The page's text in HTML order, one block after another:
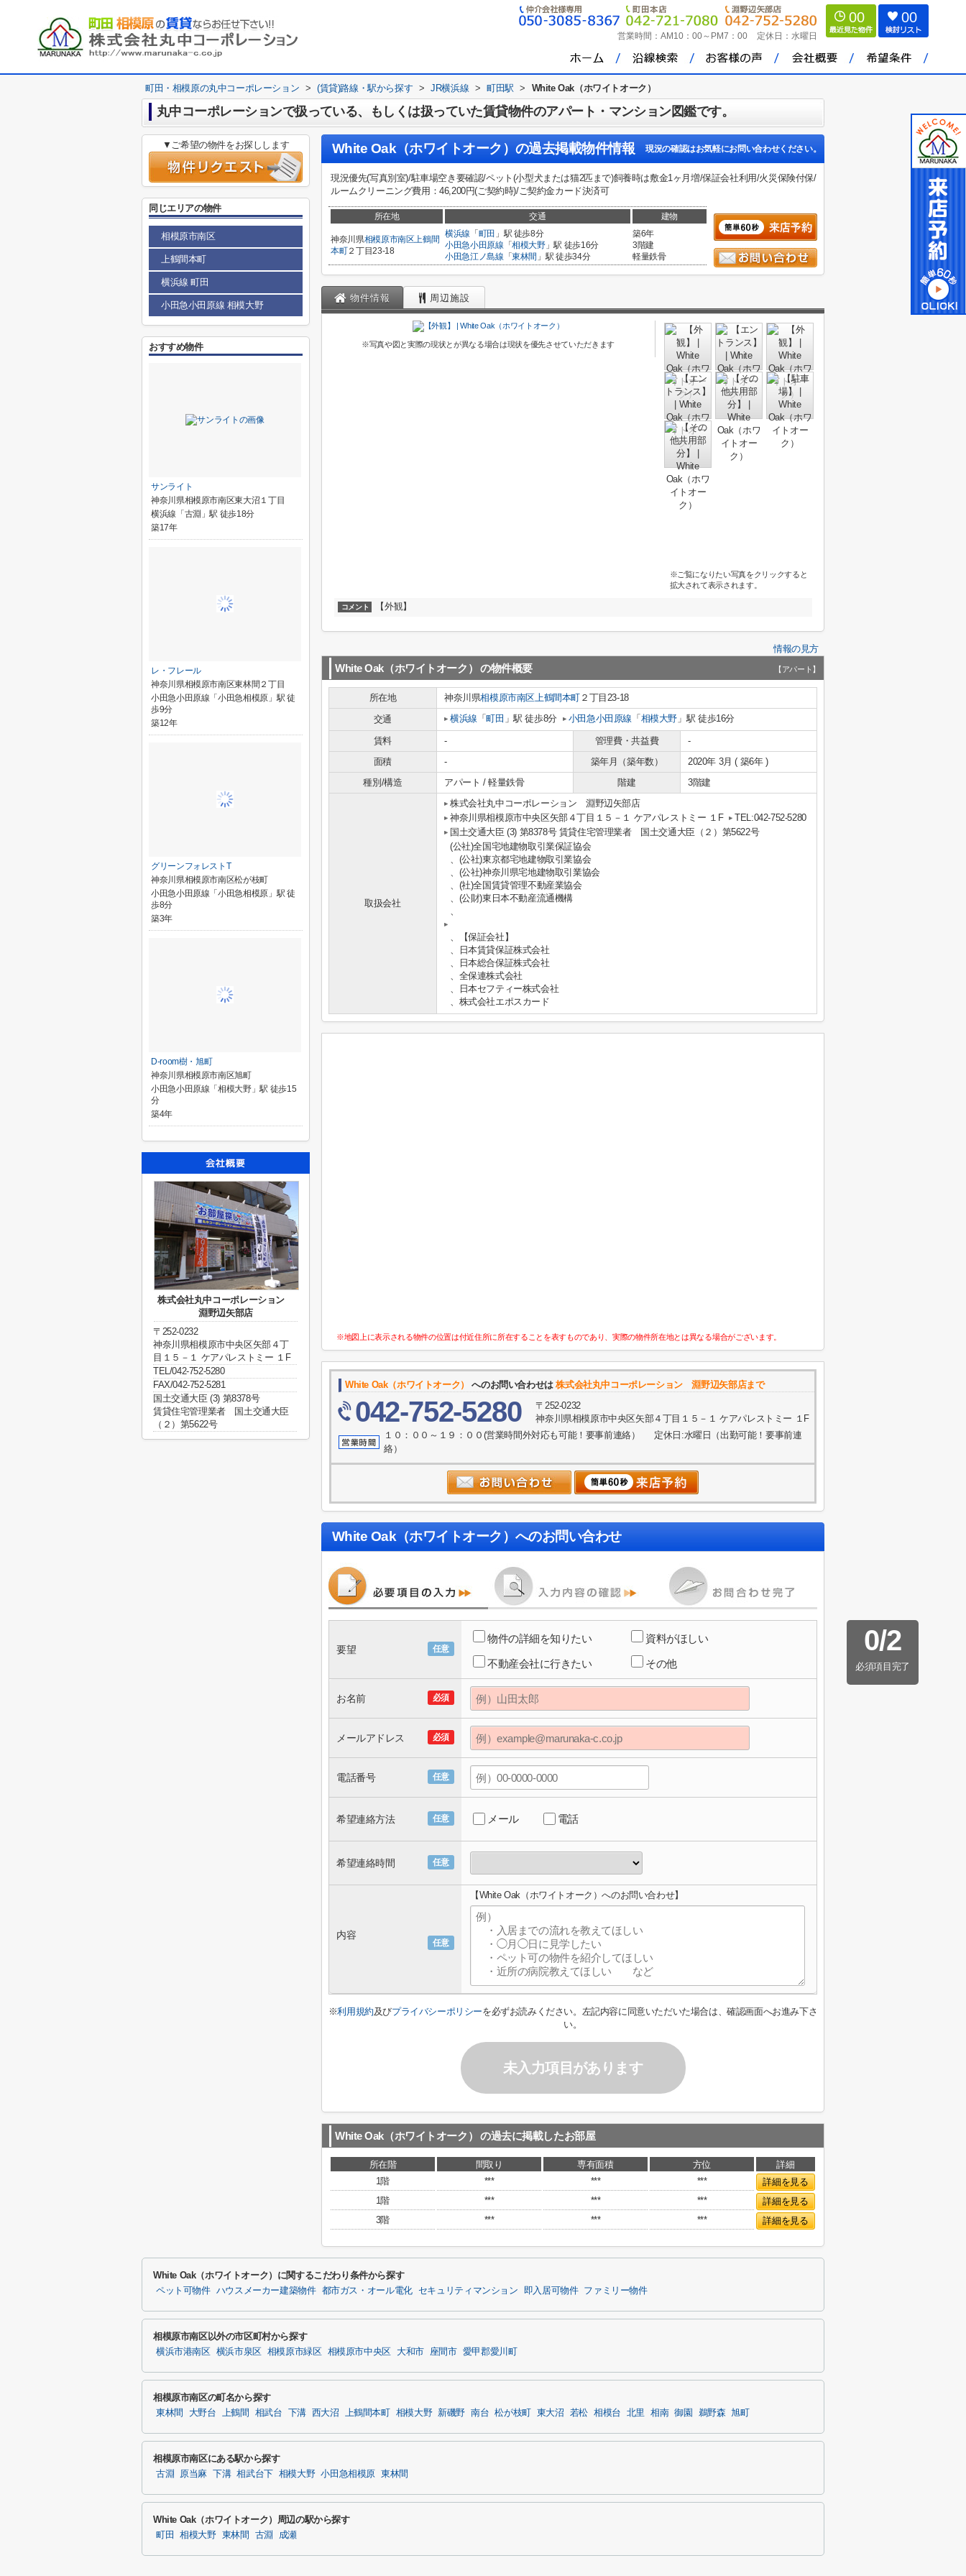
営業時間： AM10：00～PM7：00 定休日： 水曜日
00 00
町田・相模原の丸中コーポレーション > (賃貸)路線・駅から探す > JR横浜線 > 町田駅 > White Oak（ホワイトオーク）
丸中コーポレーションで扱っている、もしくは扱っていた賃貸物件のアパート・マンション図鑑です。
White Oak（ホワイトオーク） の過去掲載物件情報 現況の確認はお気軽にお問い合わせください。
現況優先(写真別室)/駐車場空き要確認/ペット(小型犬または猫2匹まで)飼養時は敷金1ヶ月増/保証会社利用/火災保険付保/
ルームクリーニング費用：46,200円(ご契約時)/ご契約金カード決済可
所在地 交通 建物
神奈川県相模原市南区上鶴間
本町２丁目23-18
横浜線 「 町田 」駅 徒歩8分
小田急小田原線 「相模大野」駅 徒歩16分
小田急江ノ島線 「東林間 」駅 徒歩34分
築6年
3階建
軽量鉄骨
物件情報 周辺施設
※写真や図と実際の現状とが異なる場合は現状を優先させていただきます
※ご覧になりたい写真をクリックすると
拡大されて表示されます。
コメント 【外観】
情報の見方
White Oak（ホワイトオーク） の物件概要 【アパート】
所在地 神奈川県相模原市南区上鶴間本町 ２丁目23-18
交通
横浜線 「町田 」駅 徒歩8分 小田急小田原線 「 相模大野 」駅 徒歩16分
賃料 - 管理費・共益費
-
面積
- 築年月（築年数）
2020年 3月 ( 築6年 )
種別/構造
アパート / 軽量鉄骨 階建 3階建
取扱会社
株式会社丸中コーポレーション 淵野辺矢部店
神奈川県相模原市中央区矢部４丁目１５－１ ケアパレストミー １F
TEL:042-752-5280
国土交通大臣 (3) 第8378号 賃貸住宅管理業者 国土交通大臣（２）第5622号
(公社)全国宅地建物取引業保証協会
、(公社)東京都宅地建物取引業協会
、(公社)神奈川県宅地建物取引業協会
、(社)全国賃貸管理不動産業協会
、(公財)東日本不動産流通機構
、
、【保証会社】
、日本賃貸保証株式会社
、日本総合保証株式会社
、全保連株式会社
、日本セフティー株式会社
、株式会社エポスカード
※地図上に表示される物件の位置は付近住所に所在することを表すものであり、実際の物件所在地とは異なる場合がございます。
White Oak（ホワイトオーク） へのお問い合わせは株式会社丸中コーポレーション 淵野辺矢部店まで
042-752-5280
〒252-0232
神奈川県相模原市中央区矢部４丁目１５－１ ケアパレストミー １F
１０：００～１９：００(営業時間外対応も可能！要事前連絡） 定休日:水曜日（出勤可能！要事前連
絡）
White Oak（ホワイトオーク） へのお問い合わせ
0/2
必須項目完了
任意
要望
物件の詳細を知りたい 資料がほしい
不動産会社に行きたい その他
必須
お名前
必須
メールアドレス
任意
電話番号
任意
希望連絡方法 メール 電話
任意
希望連絡時間
任意
内容
【White Oak（ホワイトオーク）へのお問い合わせ】
※利用規約及びプライバシーポリシーを必ずお読みください。左記内容に同意いただいた場合は、確認画面へお進み下さ
い。
未入力項目があります
White Oak（ホワイトオーク） の過去に掲載したお部屋
所在階 間取り 専有面積 方位
詳細
1階
*** *** ***
詳細を見る
1階
*** *** ***
詳細を見る
3階
*** *** *** 詳細を見る
▼ご希望の物件をお探しします
同じエリアの物件
相模原市南区
上鶴間本町
横浜線 町田
小田急小田原線 相模大野
おすすめ物件
サンライト
神奈川県相模原市南区東大沼１丁目
横浜線「古淵」駅 徒歩18分
築17年
レ・フレール
神奈川県相模原市南区東林間２丁目
小田急小田原線「小田急相模原」駅 徒
歩9分
築12年
グリーンフォレストT
神奈川県相模原市南区松が枝町
小田急小田原線「小田急相模原」駅 徒
歩8分
築3年
D-room樹・旭町
神奈川県相模原市南区旭町
小田急小田原線「相模大野」駅 徒歩15
分
築4年
株式会社丸中コーポレーション
淵野辺矢部店
〒252-0232
神奈川県相模原市中央区矢部４丁
目１５－１ ケアパレストミー １F
TEL/042-752-5280
FAX/042-752-5281
国土交通大臣 (3) 第8378号
賃貸住宅管理業者 国土交通大臣
（２）第5622号
White Oak（ホワイトオーク）に関するこだわり条件から探す
ペット可物件 ハウスメーカー建築物件 都市ガス・オール電化 セキュリティマンション 即入居可物件 ファミリー物件
相模原市南区以外の市区町村から探す
横浜市港南区 横浜市泉区 相模原市緑区 相模原市中央区 大和市 座間市 愛甲郡愛川町
相模原市南区の町名から探す
東林間 大野台 上鶴間 相武台 下溝 西大沼 上鶴間本町 相模大野 新磯野 南台 松が枝町 東大沼 若松 相模台 北里 相南 御園 鵜野森 旭町
相模原市南区にある駅から探す
古淵 原当麻 下溝 相武台下 相模大野 小田急相模原 東林間
White Oak（ホワイトオーク）周辺の駅から探す
町田 相模大野 東林間 古淵 成瀬